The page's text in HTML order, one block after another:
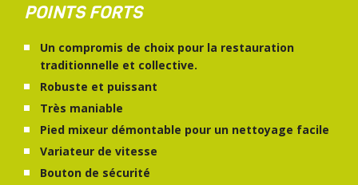
POINTS FORTS
Un compromis de choix pour la restauration
traditionnelle et collective.
Robuste et puissant
Très maniable
Pied mixeur démontable pour un nettoyage facile
Variateur de vitesse
Bouton de sécurité